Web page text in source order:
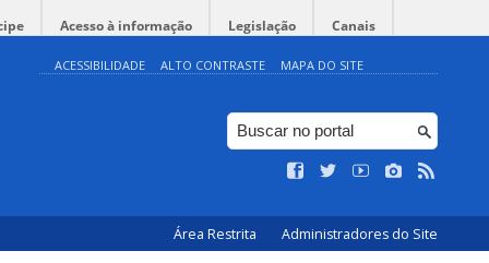
Acesso à informação Legislação Canais
ACESSIBILIDADE ALTO CONTRASTE MAPA DO SITE
Área Restrita Administradores do Site